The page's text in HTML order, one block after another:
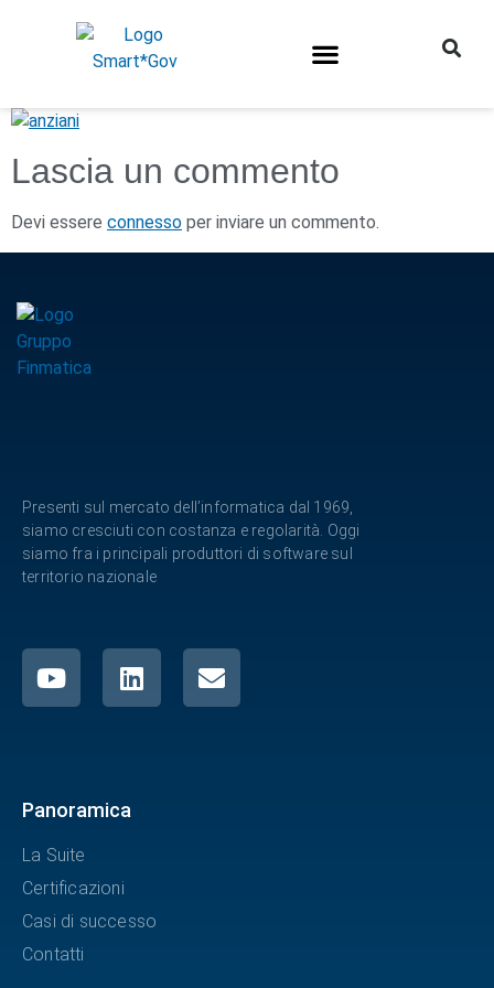
Lascia un commento
Devi essere connesso per inviare un commento.
Presenti sul mercato dell’informatica dal 1969,
siamo cresciuti con costanza e regolarità. Oggi
siamo fra i principali produttori di software sul
territorio nazionale
Panoramica
La Suite
Certificazioni
Casi di successo
Contatti